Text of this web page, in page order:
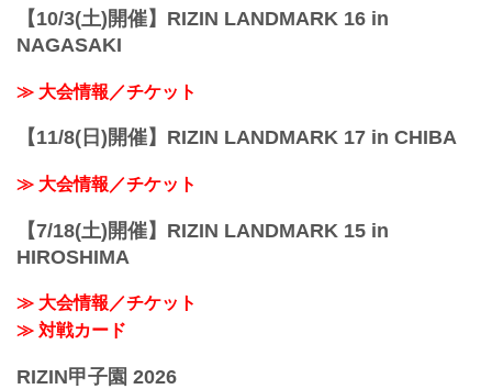
【10/3(土)開催】RIZIN LANDMARK 16 in
NAGASAKI
≫ 大会情報／チケット
【11/8(日)開催】RIZIN LANDMARK 17 in CHIBA
≫ 大会情報／チケット
【7/18(土)開催】RIZIN LANDMARK 15 in
HIROSHIMA
≫ 大会情報／チケット
≫ 対戦カード
RIZIN甲子園 2026